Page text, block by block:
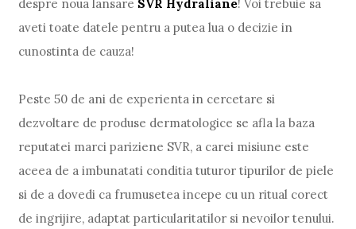
despre noua lansare SVR Hydraliane! Voi trebuie sa
aveti toate datele pentru a putea lua o decizie in
cunostinta de cauza!
Peste 50 de ani de experienta in cercetare si
dezvoltare de produse dermatologice se afla la baza
reputatei marci pariziene SVR, a carei misiune este
aceea de a imbunatati conditia tuturor tipurilor de piele
si de a dovedi ca frumusetea incepe cu un ritual corect
de ingrijire, adaptat particularitatilor si nevoilor tenului.